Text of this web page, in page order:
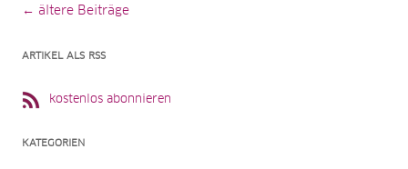
Beitragsnavigation
← ältere Beiträge
ARTIKEL ALS RSS
kostenlos abonnieren
KATEGORIEN